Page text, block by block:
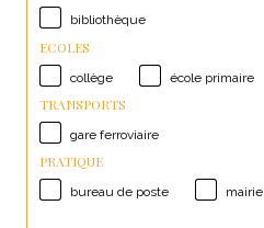
bibliothèque
ECOLES
collège école primaire
TRANSPORTS
gare ferroviaire
PRATIQUE
bureau de poste mairie